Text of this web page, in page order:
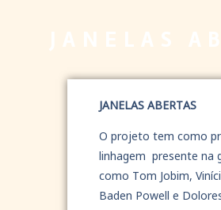
JANELAS ABERTAS
O projeto tem como
linhagem presente na
como Tom Jobim,
Baden Powell e